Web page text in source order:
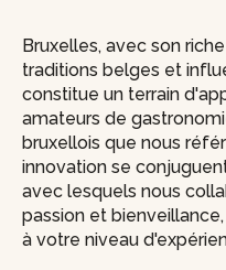
Bruxelles, avec son
traditions belges et
constitue un terrain
amateurs de
bruxellois que nous
innovation se
avec lesquels nous
passion et
à votre niveau